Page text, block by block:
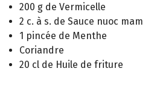
200 g de Vermicelle
2 c. à s. de Sauce nuoc mam
1 pincée de Menthe
Coriandre
20 cl de Huile de friture